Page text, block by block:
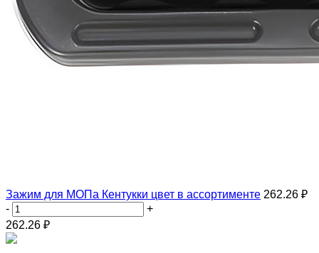
Зажим для МОПа Кентукки цвет в ассортименте 262.26 ₽
-
+
262.26 ₽